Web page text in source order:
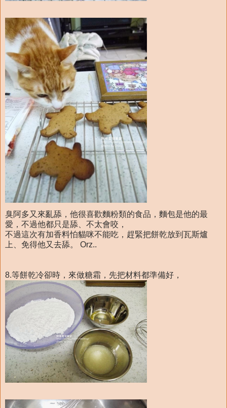
臭阿多又來亂舔，他很喜歡麵粉類的食品，麵包是他的最
愛，不過他都只是舔、不太會咬，
不過這次有加香料怕貓咪不能吃，趕緊把餅乾放到瓦斯爐
上、免得他又去舔。 Orz..
8.等餅乾冷卻時，來做糖霜，先把材料都準備好，